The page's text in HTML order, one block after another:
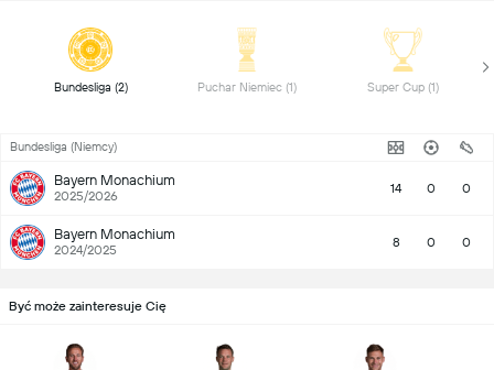
Bundesliga (2)
Bundesliga (Niemcy)
Bayern Monachium
2025/2026 14 0 0
Bayern Monachium
2024/2025 8 0 0
Być może zainteresuje Cię